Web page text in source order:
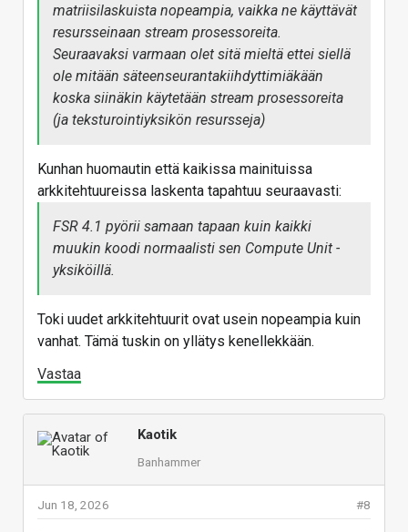
matriisilaskuista nopeampia, vaikka ne käyttävät
resursseinaan stream prosessoreita.
Seuraavaksi varmaan olet sitä mieltä ettei siellä
ole mitään säteenseurantakiihdyttimiäkään
koska siinäkin käytetään stream prosessoreita
(ja teksturointiyksikön resursseja)
Kunhan huomautin että kaikissa mainituissa
arkkitehtuureissa laskenta tapahtuu seuraavasti:
FSR 4.1 pyörii samaan tapaan kuin kaikki
muukin koodi normaalisti sen Compute Unit -
yksiköillä.
Toki uudet arkkitehtuurit ovat usein nopeampia kuin
vanhat. Tämä tuskin on yllätys kenellekkään.
Vastaa
Kaotik
Banhammer
#8
Jun 18, 2026